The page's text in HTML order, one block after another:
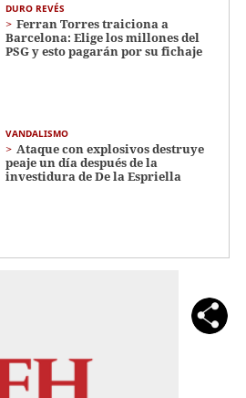
DURO REVÉS
Ferran Torres traiciona a
Barcelona: Elige los millones del
PSG y esto pagarán por su fichaje
VANDALISMO
Ataque con explosivos destruye
peaje un día después de la
investidura de De la Espriella